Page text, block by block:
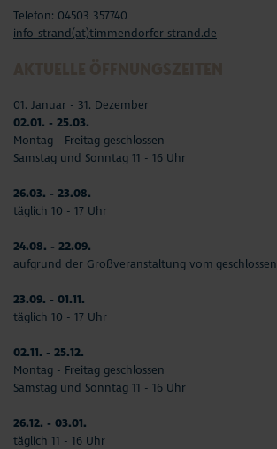
Telefon: 04503 357740
info-strand(at)timmendorfer-strand.de
01. Januar - 31. Dezember
02.01. - 25.03.
Montag - Freitag geschlossen
Samstag und Sonntag 11 - 16 Uhr
26.03. - 23.08.
täglich 10 - 17 Uhr
24.08. - 22.09.
aufgrund der Großveranstaltung vom geschlossen
23.09. - 01.11.
täglich 10 - 17 Uhr
02.11. - 25.12.
Montag - Freitag geschlossen
Samstag und Sonntag 11 - 16 Uhr
26.12. - 03.01.
täglich 11 - 16 Uhr